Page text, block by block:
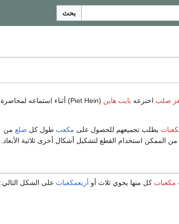
بحث
صلب اخترعه بايت هاين (Piet Hein) أثناء استماعه لمحاضرة في
يطلب تجميعهم للحصول على مكعب طول كل ضلع من
الممكن استخدام القطع لتشكيل أشكال أخرى ثلاثية الأبعاد.
مكعبات كل منها يحوي ثلاث أو أربعمكعبات على الشكل التالي: